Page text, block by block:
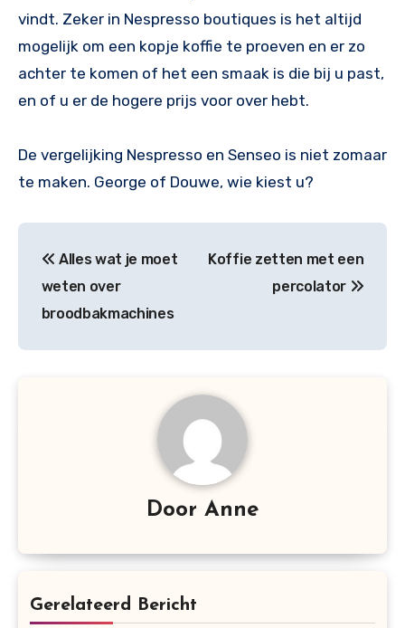
vindt. Zeker in Nespresso boutiques is het altijd
mogelijk om een kopje koffie te proeven en er zo
achter te komen of het een smaak is die bij u past,
en of u er de hogere prijs voor over hebt.
De vergelijking Nespresso en Senseo is niet zomaar
te maken. George of Douwe, wie kiest u?
navigatie
Alles wat je moet
weten over
broodbakmachines
Koffie zetten met een
percolator
Door Anne
Gerelateerd Bericht